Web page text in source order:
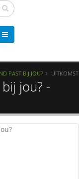
PAST BIJ JOU?
jou? -